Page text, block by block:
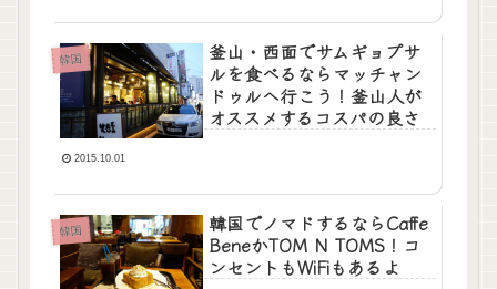
韓国
釜山・西面でサムギョプサ
ルを食べるならマッチャン
ドゥルへ行こう！釜山人が
オススメするコスパの良さ
2015.10.01
韓国
韓国でノマドするならCaffe
BeneかTOM N TOMS！コ
ンセントもWiFiもあるよ